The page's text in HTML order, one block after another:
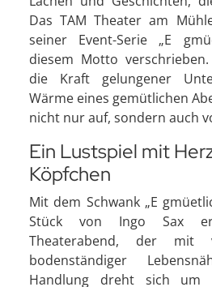
Das TAM Theater am
seiner Event-Serie „E
diesem Motto
die Kraft gelungener
Wärme eines gemütlichen
nicht nur auf, sondern auch
Ein Lustspiel mit
Köpfchen
Mit dem Schwank „E
Stück von Ingo Sax
Theaterabend, der
bodenständiger
Handlung dreht sich um